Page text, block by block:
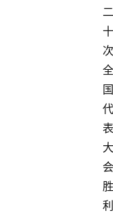
二
十
次
全
国
代
表
大
会
胜
利